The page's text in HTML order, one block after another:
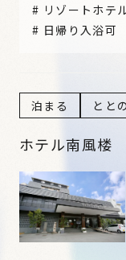
# リゾートホテ
# 日帰り入浴可
泊まる とと
ホテル南風楼